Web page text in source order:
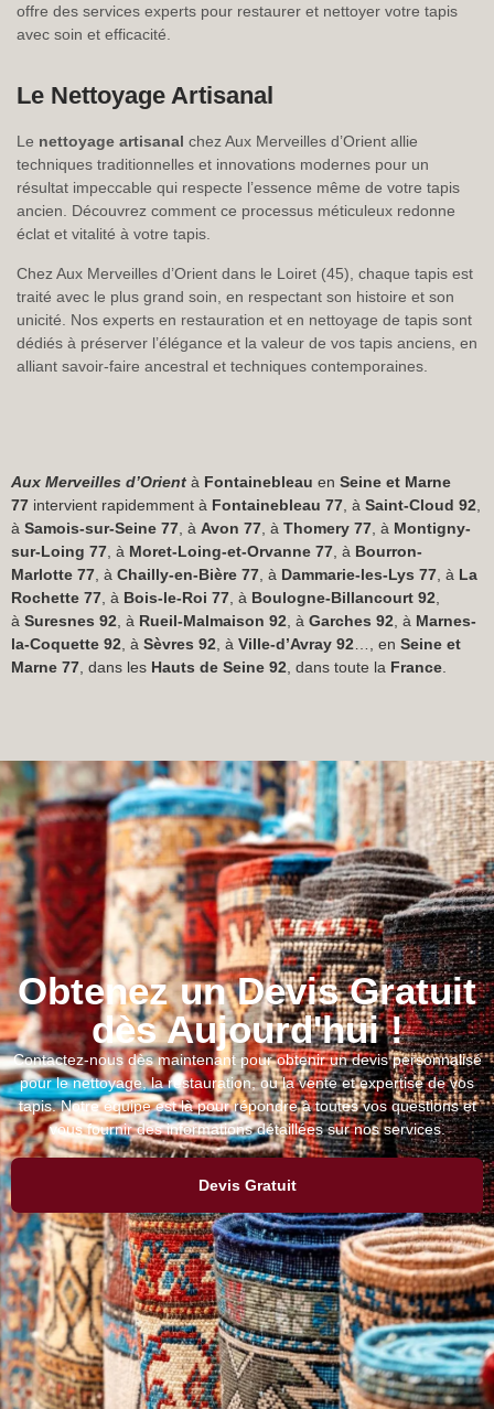
offre des services experts pour restaurer et nettoyer votre tapis
avec soin et efficacité.
Le Nettoyage Artisanal
Le nettoyage artisanal chez Aux Merveilles d’Orient allie
techniques traditionnelles et innovations modernes pour un
résultat impeccable qui respecte l’essence même de votre tapis
ancien. Découvrez comment ce processus méticuleux redonne
éclat et vitalité à votre tapis.
Chez Aux Merveilles d’Orient dans le Loiret (45), chaque tapis est
traité avec le plus grand soin, en respectant son histoire et son
unicité. Nos experts en restauration et en nettoyage de tapis sont
dédiés à préserver l’élégance et la valeur de vos tapis anciens, en
alliant savoir-faire ancestral et techniques contemporaines.
Aux Merveilles d’Orient à Fontainebleau en Seine et Marne
77 intervient rapidemment à Fontainebleau 77 , à Saint-Cloud 92
à Samois-sur-Seine 77 , à Avon 77 , à Thomery 77 , à Montigny-
sur-Loing 77 , à Moret-Loing-et-Orvanne 77 , à Bourron-
Marlotte 77 , à Chailly-en-Bière 77 , à Dammarie-les-Lys 77 , à La
Rochette 77 , à Bois-le-Roi 77 , à Boulogne-Billancourt 92
à Suresnes 92 , à Rueil-Malmaison 92 , à Garches 92 , à Marnes-
la-Coquette 92 , à Sèvres 92 , à Ville-d’Avray 92 …, en Seine et
Marne 77 , dans les Hauts de Seine 92 , dans toute la France
Obtenez un Devis Gratuit
dès Aujourd'hui !
Contactez-nous dès maintenant pour obtenir un devis personnalisé
pour le nettoyage, la restauration, ou la vente et expertise de vos
tapis. Notre équipe est là pour répondre à toutes vos questions et
vous fournir des informations détaillées sur nos services.
Devis Gratuit